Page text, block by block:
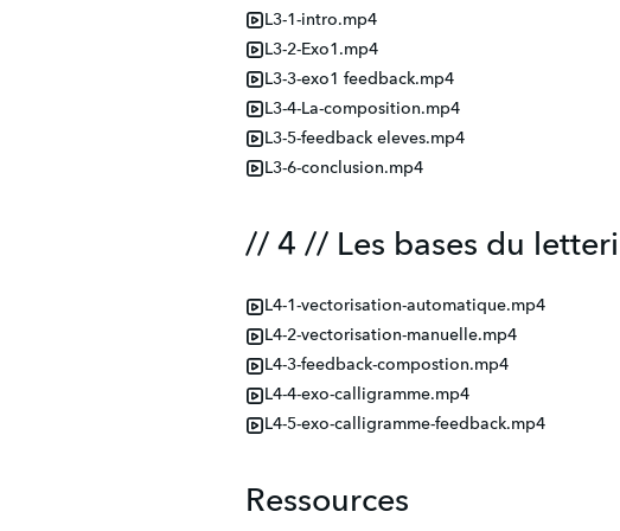
L3-1-intro.mp4
L3-2-Exo1.mp4
L3-3-exo1 feedback.mp4
L3-4-La-composition.mp4
L3-5-feedback eleves.mp4
L3-6-conclusion.mp4
// 4 // Les bases du
L4-1-vectorisation-automatique.mp4
L4-2-vectorisation-manuelle.mp4
L4-3-feedback-compostion.mp4
L4-4-exo-calligramme.mp4
L4-5-exo-calligramme-feedback.mp4
Ressources